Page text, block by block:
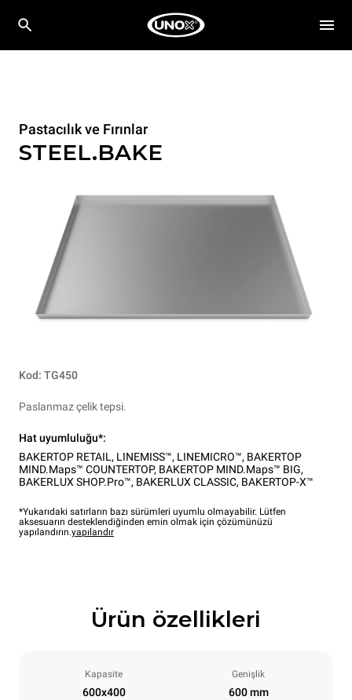
Pastacılık ve Fırınlar
STEEL.BAKE
Kod: TG450
Paslanmaz çelik tepsi.
Hat uyumluluğu*:
BAKERTOP RETAIL , LINEMISS™, LINEMICRO™, BAKERTOP
MIND.Maps™ COUNTERTOP, BAKERTOP MIND.Maps™ BIG,
BAKERLUX SHOP.Pro™, BAKERLUX CLASSIC, BAKERTOP-X™
*Yukarıdaki satırların bazı sürümleri uyumlu olmayabilir. Lütfen
aksesuarın desteklendiğinden emin olmak için çözümünüzü
yapılandırın.yapılandır
Ürün özellikleri
Kapasite
600x400
Genişlik
600 mm